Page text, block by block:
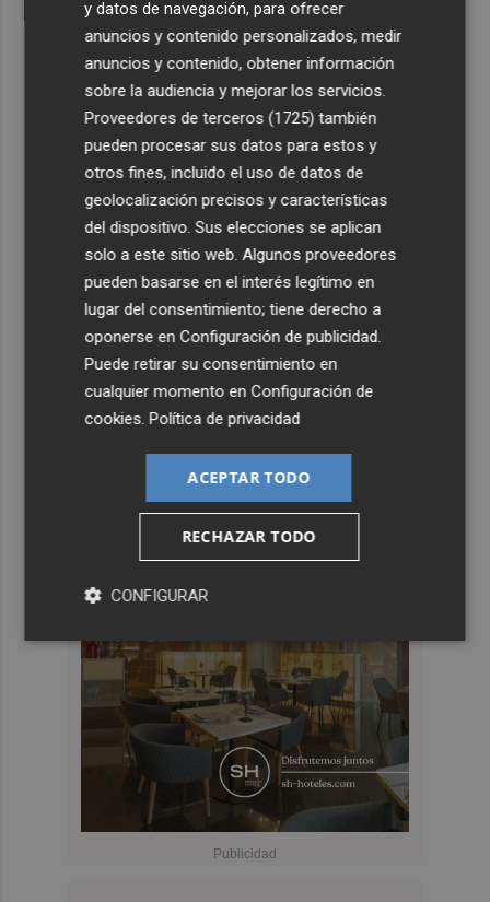
y datos de navegación, para ofrecer
anuncios y contenido personalizados, medir
anuncios y contenido, obtener información
sobre la audiencia y mejorar los servicios.
Proveedores de terceros (1725) también
pueden procesar sus datos para estos y
otros fines, incluido el uso de datos de
geolocalización precisos y características
del dispositivo. Sus elecciones se aplican
solo a este sitio web. Algunos proveedores
pueden basarse en el interés legítimo en
lugar del consentimiento; tiene derecho a
oponerse enConfiguración de publicidad
Puede retirar su consentimiento en
cualquier momento enConfiguración de
cookies .Política de privacidad
ACEPTAR TODO
RECHAZAR TODO
CONFIGURAR